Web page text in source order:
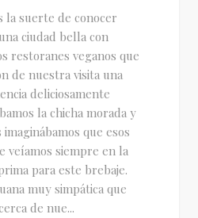
la suerte de conocer
ciudad bella con
restoranes veganos que
de nuestra visita una
deliciosamente
la chicha morada y
que esos
veíamos siempre en la
para este brebaje.
muy simpática que
de nue...